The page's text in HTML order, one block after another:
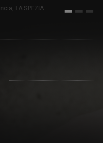
LA SPEZIA
1 2 3